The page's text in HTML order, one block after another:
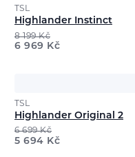
TSL
Highlander Instinct
8 199Kč
6 969 Kč
TSL
Highlander Original 2
6 699Kč
5 694 Kč